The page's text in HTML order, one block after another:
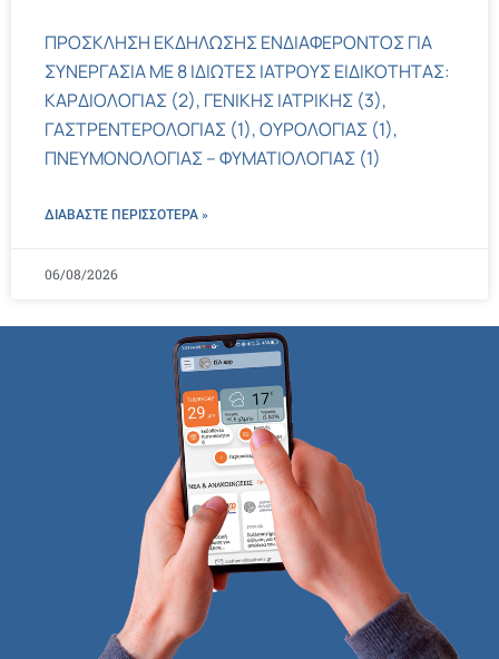
ΠΡΟΣΚΛΗΣΗ ΕΚΔΗΛΩΣΗΣ ΕΝΔΙΑΦΕΡΟΝΤΟΣ ΓΙΑ
ΣΥΝΕΡΓΑΣΙΑ ΜΕ 8 ΙΔΙΩΤΕΣ ΙΑΤΡΟΥΣ ΕΙΔΙΚΟΤΗΤΑΣ:
ΚΑΡΔΙΟΛΟΓΙΑΣ (2), ΓΕΝΙΚΗΣ ΙΑΤΡΙΚΗΣ (3),
ΓΑΣΤΡΕΝΤΕΡΟΛΟΓΙΑΣ (1), ΟΥΡΟΛΟΓΙΑΣ (1),
ΠΝΕΥΜΟΝΟΛΟΓΙΑΣ – ΦΥΜΑΤΙΟΛΟΓΙΑΣ (1)
ΔΙΑΒΑΣΤΕ ΠΕΡΙΣΣΌΤΕΡΑ »
06/08/2026